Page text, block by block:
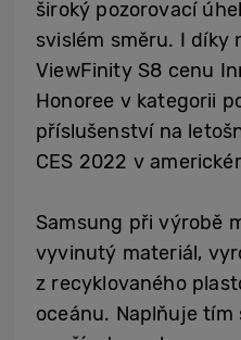
široký pozorovací
svislém směru. I díky
ViewFinity S8 cenu
Honoree v kategorii
příslušenství na
CES 2022 v
Samsung při výrobě
vyvinutý materiál,
z recyklovaného
oceánu. Naplňuje tím